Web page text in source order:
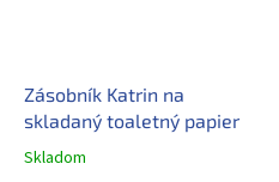
Zásobník Katrin na
skladaný toaletný papier
Skladom